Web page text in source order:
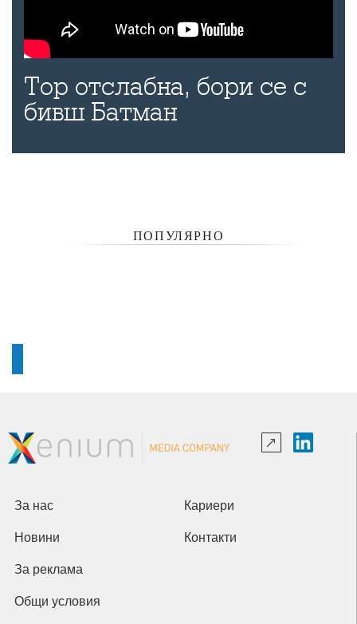
Тор отслабна, бори се с
бивш Батман
ПОПУЛЯРНО
За нас Кариери
Новини Контакти
За реклама
Общи условия